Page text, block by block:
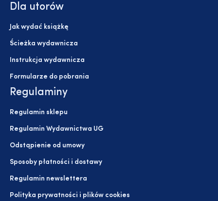
Dla utorów
Jak wydać książkę
Ścieżka wydawnicza
Instrukcja wydawnicza
Formularze do pobrania
Regulaminy
Regulamin sklepu
Regulamin Wydawnictwa UG
Odstąpienie od umowy
Sposoby płatności i dostawy
Regulamin newslettera
Polityka prywatności i plików cookies